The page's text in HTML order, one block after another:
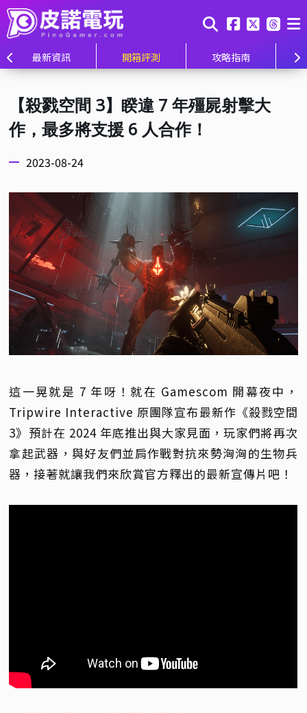
最新資訊 開箱評測 攻略指南
【殺戮空間 3】睽違 7 年殭屍射擊大
作，最多將支援 6 人合作！
2023-08-24
這一晃就是 7 年呀！就在 Gamescom 開幕夜中，
Tripwire Interactive 原團隊宣布最新作《殺戮空間
3》預計在 2024 年底推出與大家見面，玩家們將再次
拿起武器，與好友們並肩作戰對抗來勢洶洶的生物兵
器，接著就讓我們來欣賞官方釋出的最新宣傳片吧！